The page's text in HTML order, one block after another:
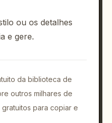
ou os detalhes
e gere.
da biblioteca de
outros milhares de
para copiar e